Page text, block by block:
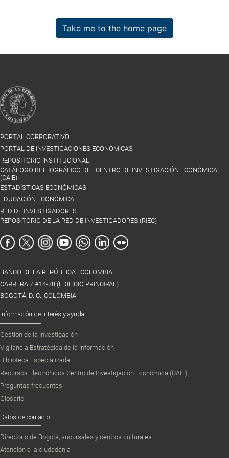
Take me to the home page
PORTAL CORPORATIVO
PORTAL DE INVESTIGACIONES ECONÓMICAS
REPOSITORIO INSTITUCIONAL
CATÁLOGO BIBLIOGRÁFICO DEL CENTRO DE INVESTIGACIÓN ECONÓMICA
(CAIE)
ESTADÍSTICAS ECONÓMICAS
EDUCACIÓN ECONÓMICA
RED DE INVESTIGADORES
REPOSITORIO DE LA RED DE INVESTIGADORES (RIEC)
BANCO DE LA REPÚBLICA | COLOMBIA
CARRERA 7 #14-78 (EDIFICIO PRINCIPAL)
BOGOTÁ, D. C., COLOMBIA
Información de interés y ayuda
Gestión de la Investigación
Vigilancia Estratégica de la Información
Biblioteca Especializada
Recursos Electrónicos Centro de Investigación Económica (CAIE)
Preguntas frecuentes
Glosario
Datos de contacto
Directorio de Bogotá, sucursales y centros culturales
Atención a la ciudadanía